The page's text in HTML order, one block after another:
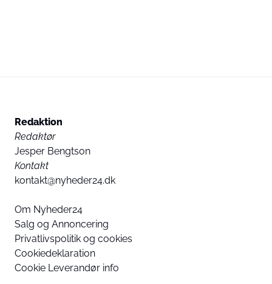
Redaktion
Redaktør
Jesper Bengtson
Kontakt
kontakt@nyheder24.dk
Om Nyheder24
Salg og Annoncering
Privatlivspolitik og cookies
Cookiedeklaration
Cookie Leverandør info